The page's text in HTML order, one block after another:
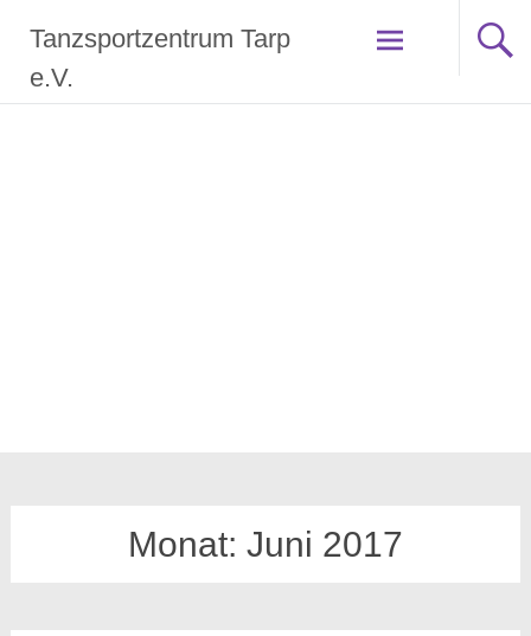
springen
Tanzsportzentrum Tarp
e.V.
Monat: Juni 2017